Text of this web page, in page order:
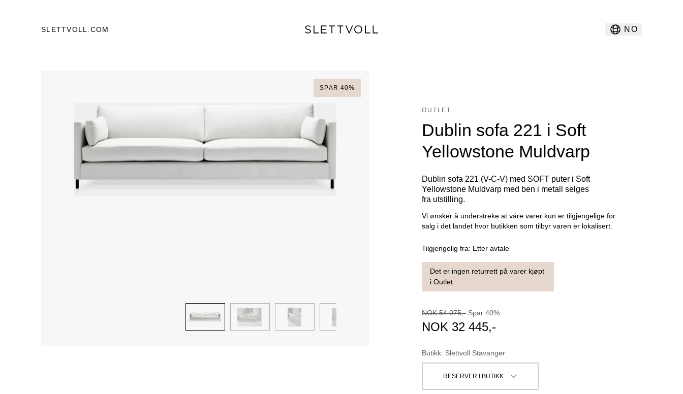
SLETTVOLL.COM NO
SPAR 40%
OUTLET
Dublin sofa 221 i Soft
Yellowstone Muldvarp
Dublin sofa 221 (V-C-V) med SOFT puter i Soft
Yellowstone Muldvarp med ben i metall selges
fra utstilling.
Vi ønsker å understreke at våre varer kun er tilgjengelige for
salg i det landet hvor butikken som tilbyr varen er lokalisert.
Tilgjengelig fra: Etter avtale
Det er ingen returrett på varer kjøpt
i Outlet.
NOK 54 075,- Spar 40%
NOK 32 445,-
Butikk: Slettvoll Stavanger
RESERVER I BUTIKK